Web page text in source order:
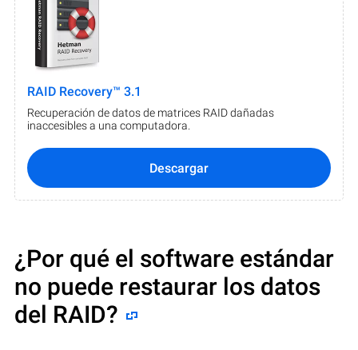
RAID Recovery™ 3.1
Recuperación de datos de matrices RAID dañadas
inaccesibles a una computadora.
Descargar
¿Por qué el software estándar
no puede restaurar los datos
del RAID?